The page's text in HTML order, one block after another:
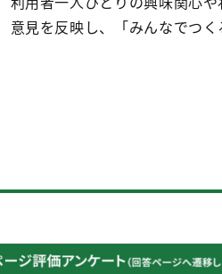
意見を反映し、「みんなでつ